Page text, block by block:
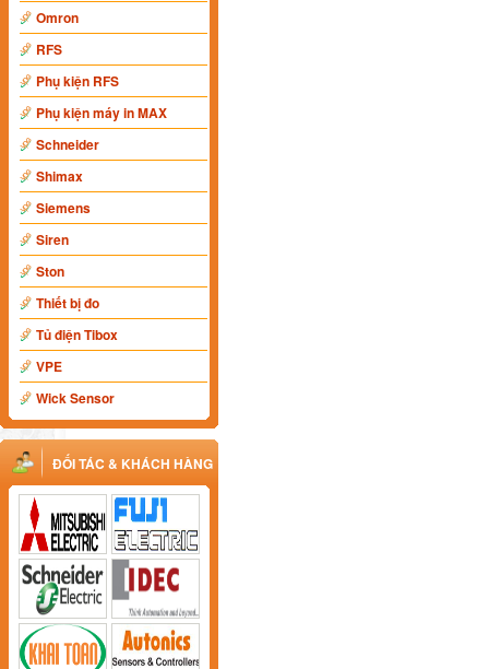
Omron
RFS
Phụ kiện RFS
Phụ kiện máy in MAX
Schneider
Shimax
Siemens
Siren
Ston
Thiết bị đo
Tủ điện Tibox
VPE
Wick Sensor
ĐỐI TÁC & KHÁCH HÀNG